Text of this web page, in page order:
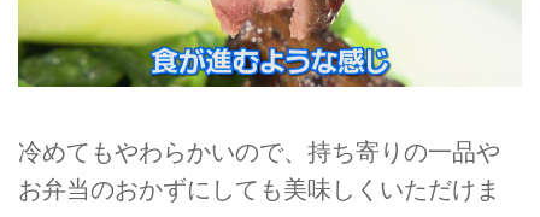
冷めてもやわらかいので、持ち寄りの一品や
お弁当のおかずにしても美味しくいただけま